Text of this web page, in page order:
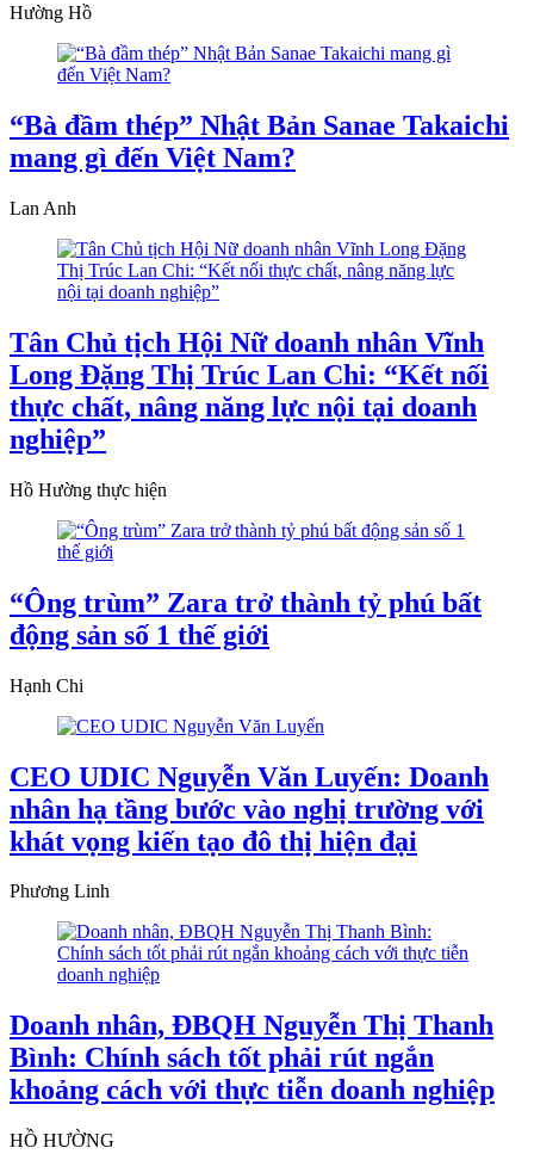
Hường Hồ
“Bà đầm thép” Nhật Bản Sanae Takaichi
mang gì đến Việt Nam?
Lan Anh
Tân Chủ tịch Hội Nữ doanh nhân Vĩnh
Long Đặng Thị Trúc Lan Chi: “Kết nối
thực chất, nâng năng lực nội tại doanh
nghiệp”
Hồ Hường thực hiện
“Ông trùm” Zara trở thành tỷ phú bất
động sản số 1 thế giới
Hạnh Chi
CEO UDIC Nguyễn Văn Luyến: Doanh
nhân hạ tầng bước vào nghị trường với
khát vọng kiến tạo đô thị hiện đại
Phương Linh
Doanh nhân, ĐBQH Nguyễn Thị Thanh
Bình: Chính sách tốt phải rút ngắn
khoảng cách với thực tiễn doanh nghiệp
HỒ HƯỜNG